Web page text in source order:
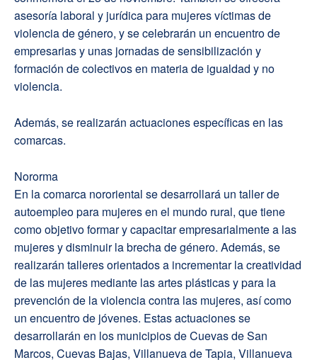
asesoría laboral y jurídica para mujeres víctimas de
violencia de género, y se celebrarán un encuentro de
empresarias y unas jornadas de sensibilización y
formación de colectivos en materia de igualdad y no
violencia.
Además, se realizarán actuaciones específicas en las
comarcas.
Nororma
En la comarca nororiental se desarrollará un taller de
autoempleo para mujeres en el mundo rural, que tiene
como objetivo formar y capacitar empresarialmente a las
mujeres y disminuir la brecha de género. Además, se
realizarán talleres orientados a incrementar la creatividad
de las mujeres mediante las artes plásticas y para la
prevención de la violencia contra las mujeres, así como
un encuentro de jóvenes. Estas actuaciones se
desarrollarán en los municipios de Cuevas de San
Marcos, Cuevas Bajas, Villanueva de Tapia, Villanueva